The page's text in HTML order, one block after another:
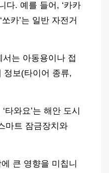
다. 예를 들어, ‘카카
카’는 일반 자전거
서는 아동용이나 접
정보(타이어 종류,
타와요’는 해안 도시
마트 잠금장치와
큰 영향을 미칩니